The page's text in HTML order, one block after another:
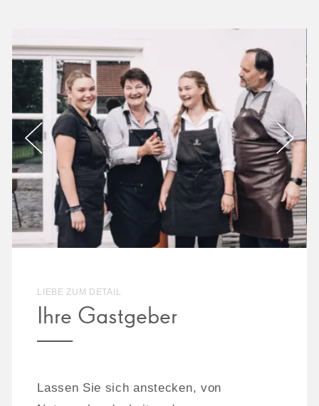
LIEBE ZUM DETAIL
Ihre Gastgeber
Lassen Sie sich anstecken, von